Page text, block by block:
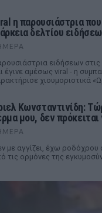
η παρουσιάστρια
δελτίου
ειδήσεων
έγινε αμέσως viral - η
χιουμοριστικά
Κωνσταντινίδη:
μου, δεν πρόκειται
με αγγίζει, έχω ροδόχρου
τις ορμόνες της